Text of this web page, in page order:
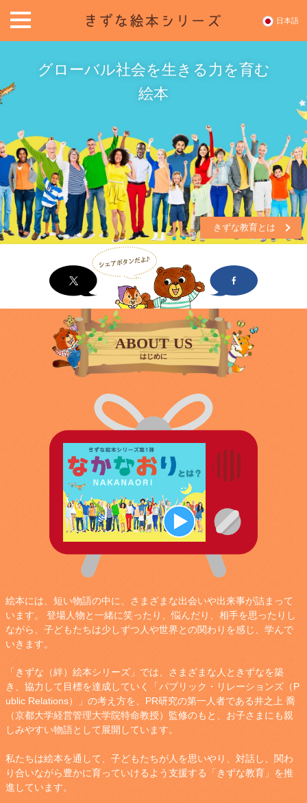
日本語
推薦者の声・感想
きずな絵本シリーズ
『そらとぶキリン』
└絵本の使い方
『なかなおり』
└絵本の使い方
購入のご案内
お知らせ
お問合せ
講演会・ワークショップご希望の方
リンク
プライバシーポリシー
『そらとぶキリン』
グローバル社会を生きる力を育む
絵本
きずな教育とは
『なかなおり』のご紹介
ABOUT US
はじめに
絵本には、短い物語の中に、さまざまな出会いや出来事が詰まって
います。 登場人物と一緒に笑ったり、悩んだり、相手を思ったりし
ながら、子どもたちは少しずつ人や世界との関わりを感じ、学んで
いきます。
「きずな（絆）絵本シリーズ」では、さまざまな人ときずなを築
き、協力して目標を達成していく「パブリック・リレーションズ（P
ublic Relations）」の考え方を、PR研究の第一人者である井之上 喬
（京都大学経営管理大学院特命教授）監修のもと、お子さまにも親
しみやすい物語として展開しています。
私たちは絵本を通して、子どもたちが人を思いやり、対話し、関わ
り合いながら豊かに育っていけるよう支援する「きずな教育」を推
進しています。